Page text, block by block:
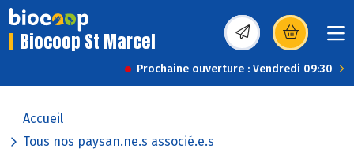
Biocoop St Marcel (s’ouvre dans une
Prochaine ouverture : Vendredi 09:30
Accueil
Tous nos paysan.ne.s associé.e.s